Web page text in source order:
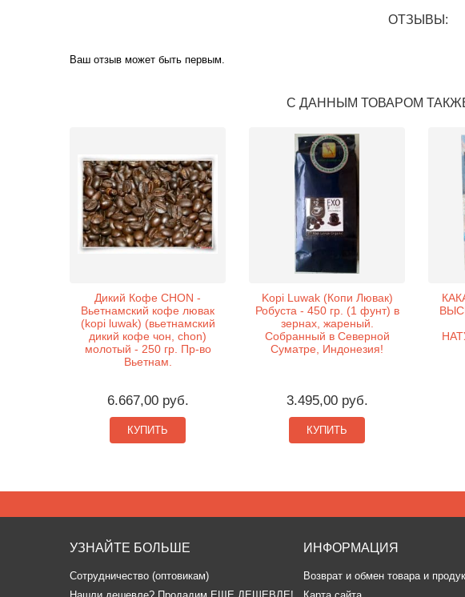
ОТЗЫВЫ:
Ваш отзыв может быть первым.
С ДАННЫМ ТОВАРОМ
Дикий Кофе CHON -
Вьетнамский кофе лювак
(kopi luwak) (вьетнамский
дикий кофе чон, chon)
молотый - 250 гр. Пр-во
Вьетнам.
6.667,00 руб.
КУПИТЬ
Kopi Luwak (Копи Лювак)
Робуста - 450 гр. (1 фунт) в
зернах, жареный.
Собранный в Северной
Суматре, Индонезия!
3.495,00 руб.
КУПИТЬ
УЗНАЙТЕ БОЛЬШЕ
Сотрудничество (оптовикам)
ИНФОРМАЦИЯ
Возврат и обмен товара и